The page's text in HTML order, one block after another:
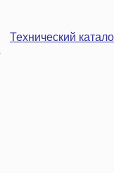
Технический